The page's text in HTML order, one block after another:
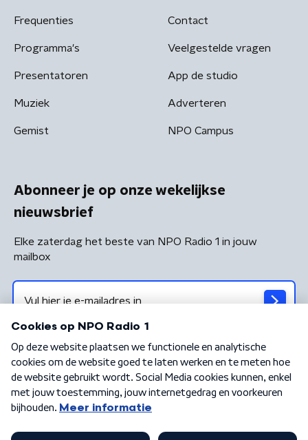
Frequenties
Programma's
Presentatoren
Muziek
Gemist
Contact
Veelgestelde vragen
App de studio
Adverteren
NPO Campus
Abonneer je op onze wekelijkse
nieuwsbrief
Elke zaterdag het beste van NPO Radio 1 in jouw
mailbox
Algemene voorwaarden